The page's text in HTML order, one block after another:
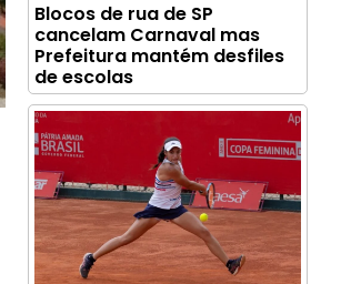
Blocos de rua de SP
cancelam Carnaval mas
Prefeitura mantém desfiles
de escolas